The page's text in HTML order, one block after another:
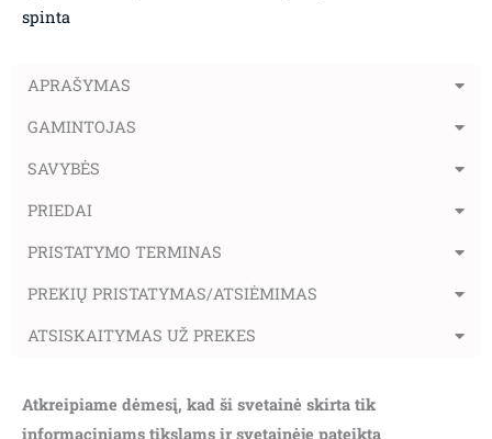
spinta
APRAŠYMAS
GAMINTOJAS
SAVYBĖS
PRIEDAI
PRISTATYMO TERMINAS
PREKIŲ PRISTATYMAS/ATSIĖMIMAS
ATSISKAITYMAS UŽ PREKES
Atkreipiame dėmesį, kad ši svetainė skirta tik
informaciniams tikslams ir svetainėje pateikta